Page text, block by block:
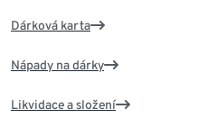
Dárková karta
Nápady na dárky
Likvidace a složení